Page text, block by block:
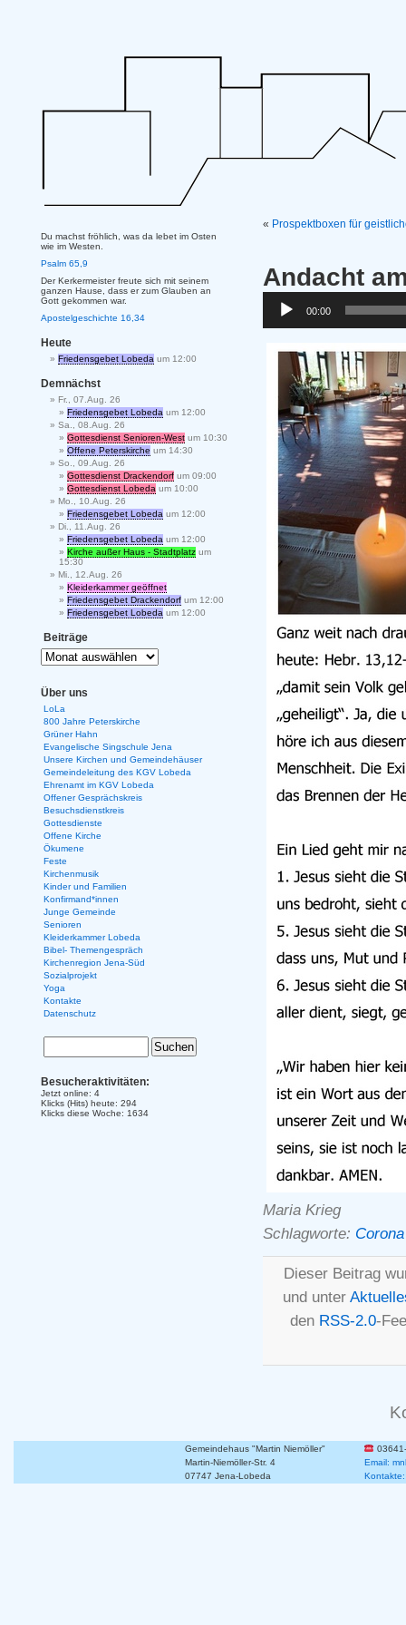
« Prospektboxen für
Andacht
Player
00:00
Maria Krieg
Schlagworte: Corona
Dieser Beitrag
und unter
den RSS-2.0-
Du machst fröhlich, was da lebet im Osten
wie im Westen.
Psalm 65,9
Der Kerkermeister freute sich mit seinem
ganzen Hause, dass er zum Glauben an
Gott gekommen war.
Apostelgeschichte 16,34
Heute
Friedensgebet Lobeda um 12:00
Demnächst
Fr., 07.Aug. 26
Friedensgebet Lobeda um 12:00
Sa., 08.Aug. 26
Gottesdienst Senioren-West um 10:30
Offene Peterskirche um 14:30
So., 09.Aug. 26
Gottesdienst Drackendorf um 09:00
Gottesdienst Lobeda um 10:00
Mo., 10.Aug. 26
Friedensgebet Lobeda um 12:00
Di., 11.Aug. 26
Friedensgebet Lobeda um 12:00
Kirche außer Haus - Stadtplatz um
15:30
Mi., 12.Aug. 26
Kleiderkammer geöffnet
Friedensgebet Drackendorf um 12:00
Friedensgebet Lobeda um 12:00
Beiträge
Über uns
LoLa
800 Jahre Peterskirche
Grüner Hahn
Evangelische Singschule Jena
Unsere Kirchen und Gemeindehäuser
Gemeindeleitung des KGV Lobeda
Ehrenamt im KGV Lobeda
Offener Gesprächskreis
Besuchsdienstkreis
Gottesdienste
Offene Kirche
Ökumene
Feste
Kirchenmusik
Kinder und Familien
Konfirmand*innen
Junge Gemeinde
Senioren
Kleiderkammer Lobeda
Bibel- Themengespräch
Kirchenregion Jena-Süd
Sozialprojekt
Yoga
Kontakte
Datenschutz
Besucheraktivitäten:
Jetzt online: 4
Klicks (Hits) heute: 294
Klicks diese Woche: 1634
Gemeindehaus "Martin Niemöller"
Martin-Niemöller-Str. 4
Email:
07747 Jena-Lobeda